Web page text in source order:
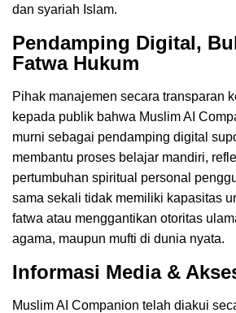
dan syariah Islam.
Pendamping Digital,
Fatwa Hukum
Pihak manajemen secara transparan
kepada publik bahwa Muslim AI
murni sebagai pendamping digital
membantu proses belajar mandiri,
pertumbuhan spiritual personal
sama sekali tidak memiliki kapasitas
fatwa atau menggantikan otoritas
agama, maupun mufti di dunia nyata.
Informasi Media &
Muslim AI Companion telah diakui